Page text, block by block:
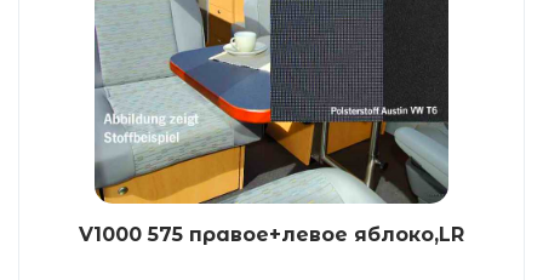
V1000 575 правое+левое яблоко,LR